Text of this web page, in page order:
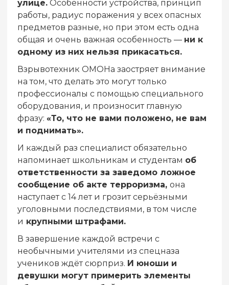
улице. Особенности устройства, принцип
работы, радиус поражения у всех опасных
предметов разные, но при этом есть одна
общая и очень важная особенность — ни к
одному из них нельзя прикасаться.
Взрывотехник ОМОНа заостряет внимание
на том, что делать это могут только
профессионалы с помощью специального
оборудования, и произносит главную
фразу: «То, что не вами положено, не вам
и поднимать».
И каждый раз специалист обязательно
напоминает школьникам и студентам об
ответственности за заведомо ложное
сообщение об акте терроризма, она
наступает с 14 лет и грозит серьёзными
уголовными последствиями, в том числе
и крупными штрафами.
В завершение каждой встречи с
необычными учителями из спецназа
учеников ждёт сюрприз. И юноши и
девушки могут примерить элементы